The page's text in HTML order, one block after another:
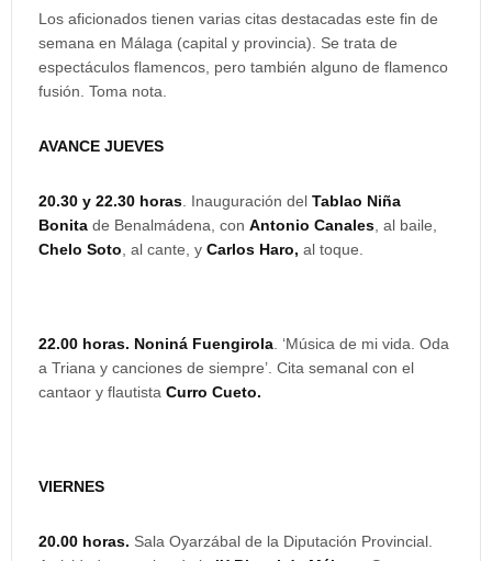
Los aficionados tienen varias citas destacadas este fin de
semana en Málaga (capital y provincia). Se trata de
espectáculos flamencos, pero también alguno de flamenco
fusión. Toma nota.
AVANCE JUEVES
20.30 y 22.30 horas . Inauguración del Tablao Niña
Bonita de Benalmádena, con Antonio Canales , al baile,
Chelo Soto , al cante, y Carlos Haro, al toque.
22.00 horas. Noniná Fuengirola . ‘Música de mi vida. Oda
a Triana y canciones de siempre’. Cita semanal con el
cantaor y flautista Curro Cueto.
VIERNES
20.00 horas. Sala Oyarzábal de la Diputación Provincial.